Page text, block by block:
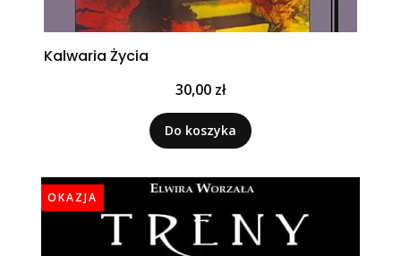
Kalwaria Życia
Cena
30,00 zł
Do koszyka
OKAZJA